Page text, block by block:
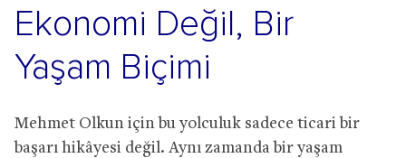
Ekonomi Değil, Bir
Yaşam Biçimi
Mehmet Olkun için bu yolculuk sadece ticari bir
başarı hikâyesi değil. Aynı zamanda bir yaşam